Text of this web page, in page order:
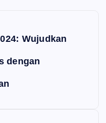
Wujudkan
dengan